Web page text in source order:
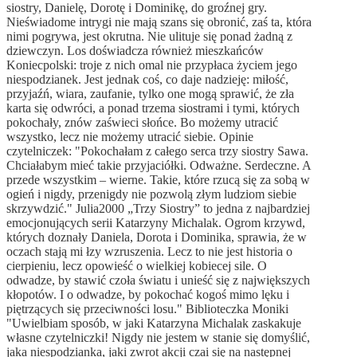
siostry, Danielę, Dorotę i Dominikę, do groźnej gry.
Nieświadome intrygi nie mają szans się obronić, zaś ta, która
nimi pogrywa, jest okrutna. Nie ulituje się ponad żadną z
dziewczyn. Los doświadcza również mieszkańców
Koniecpolski: troje z nich omal nie przypłaca życiem jego
niespodzianek. Jest jednak coś, co daje nadzieję: miłość,
przyjaźń, wiara, zaufanie, tylko one mogą sprawić, że zła
karta się odwróci, a ponad trzema siostrami i tymi, których
pokochały, znów zaświeci słońce. Bo możemy utracić
wszystko, lecz nie możemy utracić siebie. Opinie
czytelniczek: "Pokochałam z całego serca trzy siostry Sawa.
Chciałabym mieć takie przyjaciółki. Odważne. Serdeczne. A
przede wszystkim – wierne. Takie, które rzucą się za sobą w
ogień i nigdy, przenigdy nie pozwolą złym ludziom siebie
skrzywdzić." Julia2000 „Trzy Siostry” to jedna z najbardziej
emocjonujących serii Katarzyny Michalak. Ogrom krzywd,
których doznały Daniela, Dorota i Dominika, sprawia, że w
oczach stają mi łzy wzruszenia. Lecz to nie jest historia o
cierpieniu, lecz opowieść o wielkiej kobiecej sile. O
odwadze, by stawić czoła światu i unieść się z największych
kłopotów. I o odwadze, by pokochać kogoś mimo lęku i
piętrzących się przeciwności losu." Biblioteczka Moniki
"Uwielbiam sposób, w jaki Katarzyna Michalak zaskakuje
własne czytelniczki! Nigdy nie jestem w stanie się domyślić,
jaka niespodzianka, jaki zwrot akcji czai się na następnej